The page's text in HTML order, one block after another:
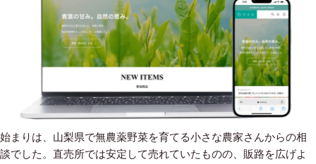
始まりは、山梨県で無農薬野菜を育てる小さな農家さんからの相
談でした。直売所では安定して売れていたものの、販路を広げよ